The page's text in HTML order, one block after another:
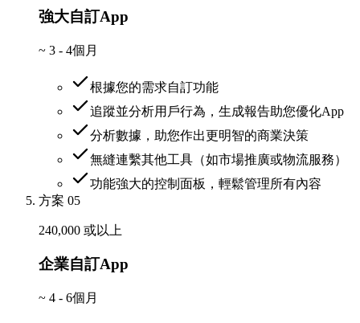
強大自訂App
~ 3 - 4個月
根據您的需求自訂功能
追蹤並分析用戶行為，生成報告助您優化App
分析數據，助您作出更明智的商業決策
無縫連繫其他工具（如市場推廣或物流服務）
功能強大的控制面板，輕鬆管理所有內容
方案 05
240,000 或以上
企業自訂App
~ 4 - 6個月